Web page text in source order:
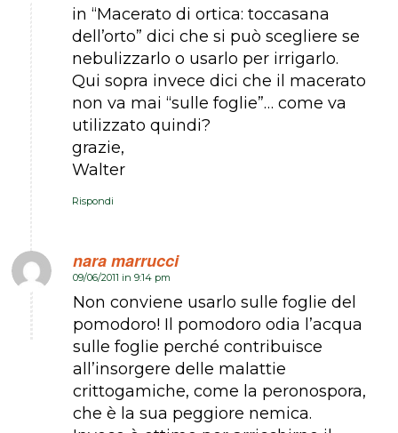
in “Macerato di ortica: toccasana
dell’orto” dici che si può scegliere se
nebulizzarlo o usarlo per irrigarlo.
Qui sopra invece dici che il macerato
non va mai “sulle foglie”… come va
utilizzato quindi?
grazie,
Walter
Rispondi
nara marrucci
dice:
09/06/2011 in 9:14 pm
Non conviene usarlo sulle foglie del
pomodoro! Il pomodoro odia l’acqua
sulle foglie perché contribuisce
all’insorgere delle malattie
crittogamiche, come la peronospora,
che è la sua peggiore nemica.